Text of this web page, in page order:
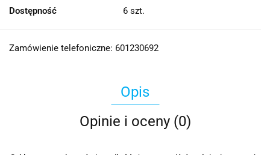
Dostępność 6 szt.
Zamówienie telefoniczne: 601230692
Opis
Opinie i oceny (0)